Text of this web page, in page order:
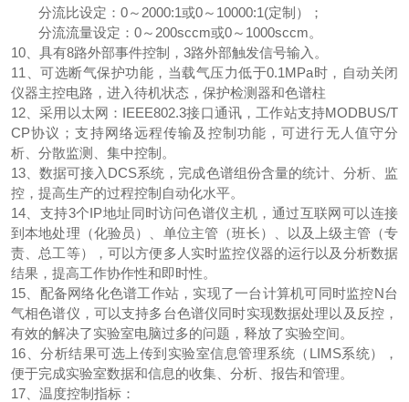
分流比设定：0～2000:1或0～10000:1(定制）；
分流流量设定：0～200sccm或0～1000sccm。
10、具有8路外部事件控制，3路外部触发信号输入。
11、可选断气保护功能，当载气压力低于0.1MPa时，自动关闭
仪器主控电路，进入待机状态，保护检测器和色谱柱
12、采用以太网：IEEE802.3接口通讯，工作站支持MODBUS/T
CP协议；支持网络远程传输及控制功能，可进行无人值守分
析、分散监测、集中控制。
13、数据可接入DCS系统，完成色谱组份含量的统计、分析、监
控，提高生产的过程控制自动化水平。
14、支持3个IP地址同时访问色谱仪主机，通过互联网可以连接
到本地处理（化验员）、单位主管（班长）、以及上级主管（专
责、总工等），可以方便多人实时监控仪器的运行以及分析数据
结果，提高工作协作性和即时性。
15、配备网络化色谱工作站，实现了一台计算机可同时监控N台
气相色谱仪，可以支持多台色谱仪同时实现数据处理以及反控，
有效的解决了实验室电脑过多的问题，释放了实验空间。
16、分析结果可选上传到实验室信息管理系统（LIMS系统），
便于完成实验室数据和信息的收集、分析、报告和管理。
17、温度控制指标：